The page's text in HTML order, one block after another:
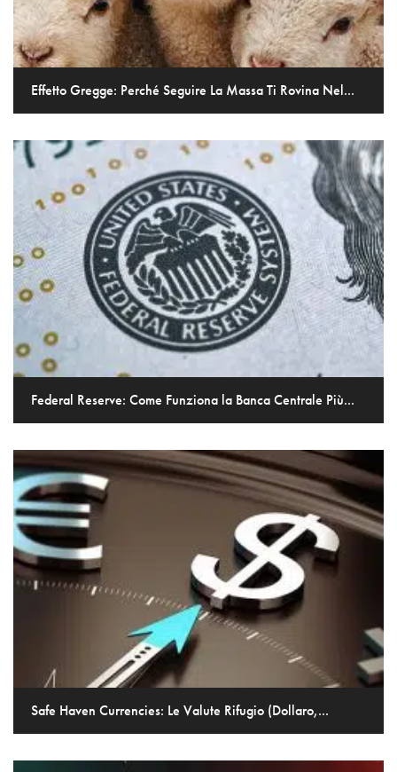
Effetto Gregge: Perché Seguire La Massa Ti Rovina Nel...
Federal Reserve: Come Funziona la Banca Centrale Più...
Safe Haven Currencies: Le Valute Rifugio (Dollaro,...